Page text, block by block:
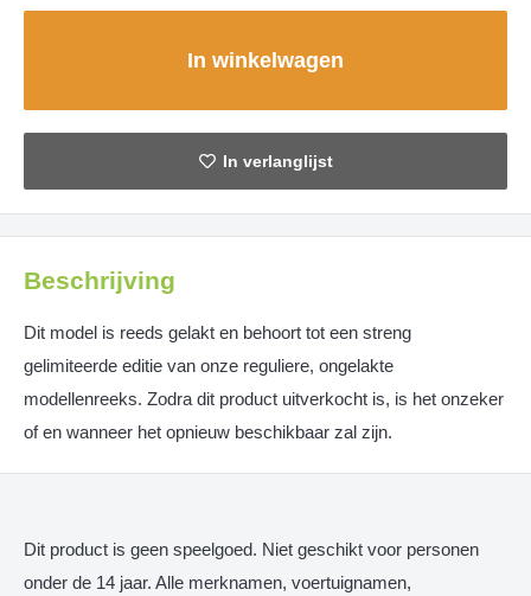
In winkelwagen
Beschrijving
Dit model is reeds gelakt en behoort tot een streng
gelimiteerde editie van onze reguliere, ongelakte
modellenreeks. Zodra dit product uitverkocht is, is het onzeker
of en wanneer het opnieuw beschikbaar zal zijn.
Dit product is geen speelgoed. Niet geschikt voor personen
onder de 14 jaar. Alle merknamen, voertuignamen,